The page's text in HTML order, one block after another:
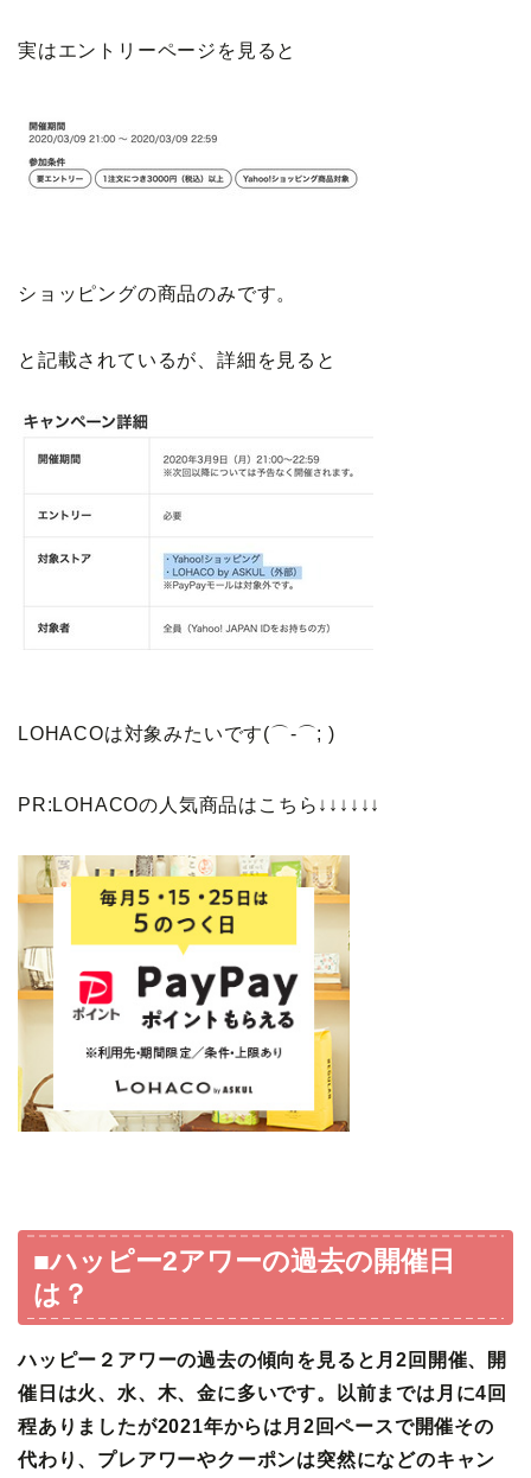
実はエントリーページを見ると
ショッピングの商品のみです。
と記載されているが、詳細を見ると
LOHACOは対象みたいです(⌒-⌒; )
PR:LOHACOの人気商品はこちら↓↓↓↓↓↓
■ハッピー2アワーの過去の開催日
は？
ハッピー２アワーの過去の傾向を見ると月2回開催、開
催日は火、水、木、金に多いです。以前までは月に4回
程ありましたが2021年からは月2回ペースで開催その
代わり、プレアワーやクーポンは突然になどのキャン